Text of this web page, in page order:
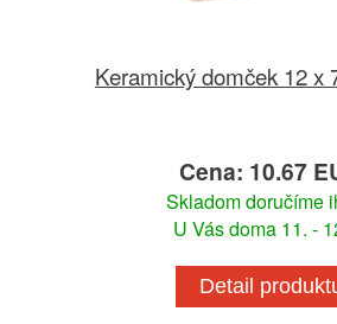
Keramický domček 12 x
Cena: 10.67
Skladom doručíme
U Vás doma 11. -
Detail